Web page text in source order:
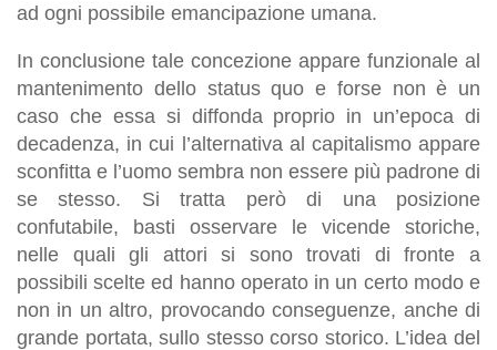
ad ogni possibile emancipazione umana.
In conclusione tale concezione appare funzionale al
mantenimento dello status quo e forse non è un
caso che essa si diffonda proprio in un’epoca di
decadenza, in cui l’alternativa al capitalismo appare
sconfitta e l’uomo sembra non essere più padrone di
se stesso. Si tratta però di una posizione
confutabile, basti osservare le vicende storiche,
nelle quali gli attori si sono trovati di fronte a
possibili scelte ed hanno operato in un certo modo e
non in un altro, provocando conseguenze, anche di
grande portata, sullo stesso corso storico. L’idea del